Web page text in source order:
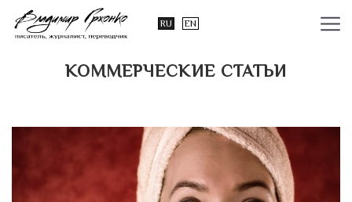
RU EN
КОММЕРЧЕСКИЕ СТАТЬИ